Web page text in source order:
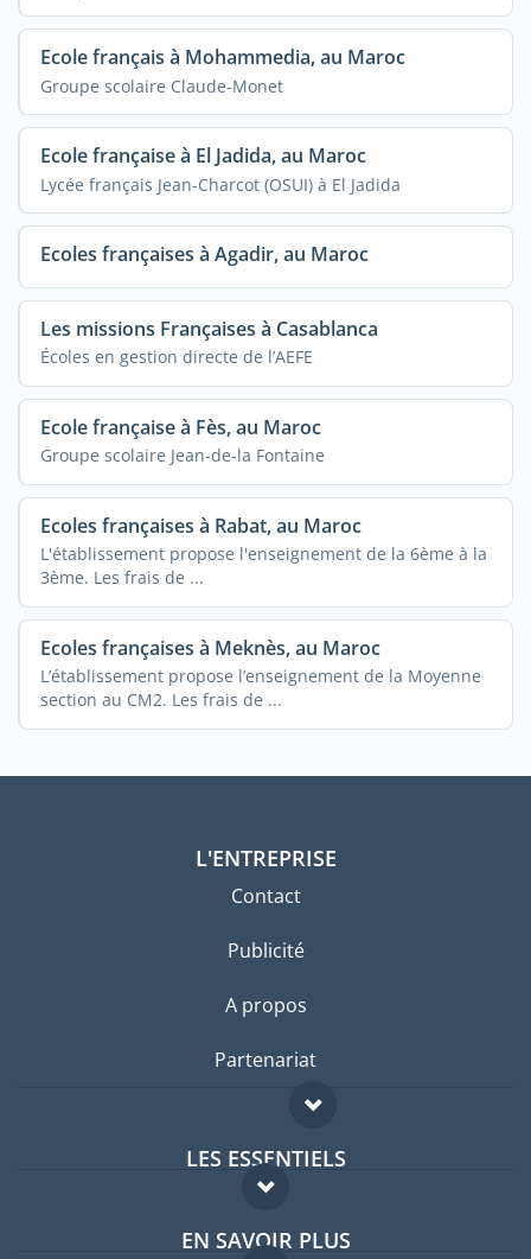
Ecole français à Mohammedia, au Maroc
Groupe scolaire Claude-Monet
Ecole française à El Jadida, au Maroc
Lycée français Jean-Charcot (OSUI) à El Jadida
Ecoles françaises à Agadir, au Maroc
Les missions Françaises à Casablanca
Écoles en gestion directe de l’AEFE
Ecole française à Fès, au Maroc
Groupe scolaire Jean-de-la Fontaine
Ecoles françaises à Rabat, au Maroc
L'établissement propose l'enseignement de la 6ème à la
3ème. Les frais de ...
Ecoles françaises à Meknès, au Maroc
L’établissement propose l’enseignement de la Moyenne
section au CM2. Les frais de ...
L'ENTREPRISE
Contact
Publicité
A propos
Partenariat
LES ESSENTIELS
Forum expatriés
Guides pays
EN SAVOIR PLUS